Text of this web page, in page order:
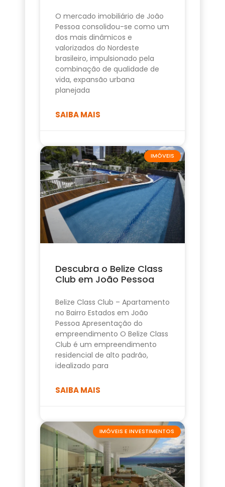
O mercado imobiliário de João
Pessoa consolidou-se como um
dos mais dinâmicos e
valorizados do Nordeste
brasileiro, impulsionado pela
combinação de qualidade de
vida, expansão urbana
planejada
SAIBA MAIS
IMÓVEIS
Descubra o Belize Class
Club em João Pessoa
Belize Class Club – Apartamento
no Bairro Estados em João
Pessoa Apresentação do
empreendimento O Belize Class
Club é um empreendimento
residencial de alto padrão,
idealizado para
SAIBA MAIS
IMÓVEIS E INVESTIMENTOS